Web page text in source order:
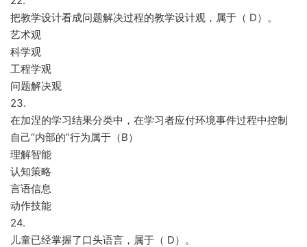
把教学设计看成问题解决过程的教学设计观，属于（ D）。
艺术观
科学观
工程学观
问题解决观
23.
在加涅的学习结果分类中，在学习者应付环境事件过程中控制
自己“内部的”行为属于（B）
理解智能
认知策略
言语信息
动作技能
24.
儿童已经掌握了口头语言，属于（ D）。